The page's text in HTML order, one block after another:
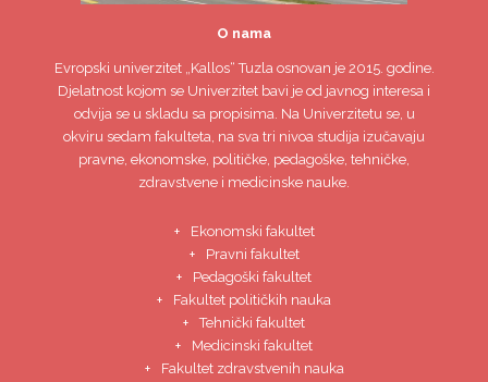
O nama
Evropski univerzitet„Kallos“ Tuzla osnovan je 2015. godine.
Djelatnost kojom se Univerzitet bavi je od javnog interesa i
odvija se u skladu sa propisima. Na Univerzitetu se, u
okviru sedam fakulteta, na sva tri nivoa studija izučavaju
pravne, ekonomske, političke, pedagoške, tehničke,
zdravstvene i medicinske nauke.
Ekonomski fakultet
Pravni fakultet
Pedagoški fakultet
Fakultet političkih nauka
Tehnički fakultet
Medicinski fakultet
Fakultet zdravstvenih nauka